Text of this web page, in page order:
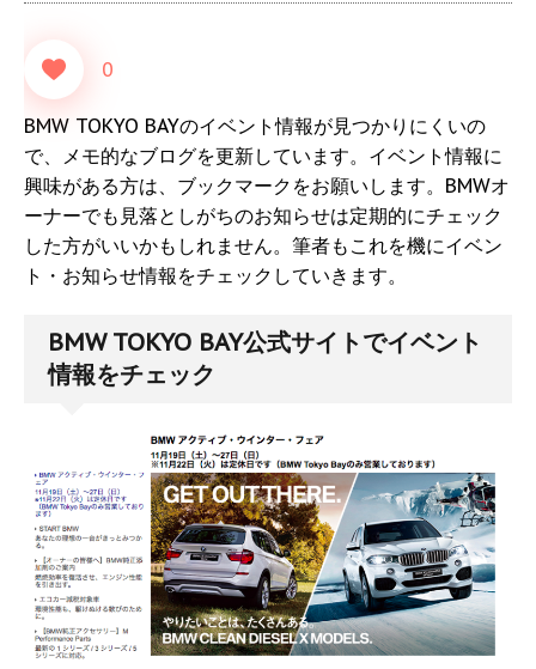
0
BMW TOKYO BAYのイベント情報が見つかりにくいの
で、メモ的なブログを更新しています。イベント情報に
興味がある方は、ブックマークをお願いします。BMWオ
ーナーでも見落としがちのお知らせは定期的にチェック
した方がいいかもしれません。筆者もこれを機にイベン
ト・お知らせ情報をチェックしていきます。
BMW TOKYO BAY公式サイトでイベント
情報をチェック